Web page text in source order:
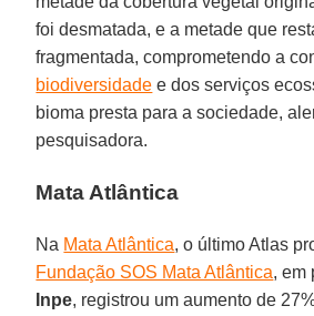
foi desmatada, e a metade que
fragmentada, comprometendo a
biodiversidade e dos serviços
bioma presta para a sociedade,
pesquisadora.
Mata Atlântica
Na Mata Atlântica, o último Atlas
Fundação SOS Mata Atlântica, em
Inpe, registrou um aumento de